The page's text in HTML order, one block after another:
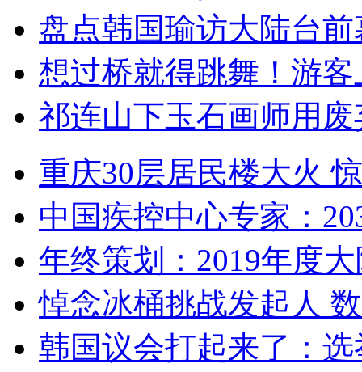
盘点韩国瑜访大陆台
想过桥就得跳舞！游客
祁连山下玉石画师用
重庆30层居民楼大火
中国疾控中心专家：
年终策划：2019年度
悼念冰桶挑战发起人
韩国议会打起来了：